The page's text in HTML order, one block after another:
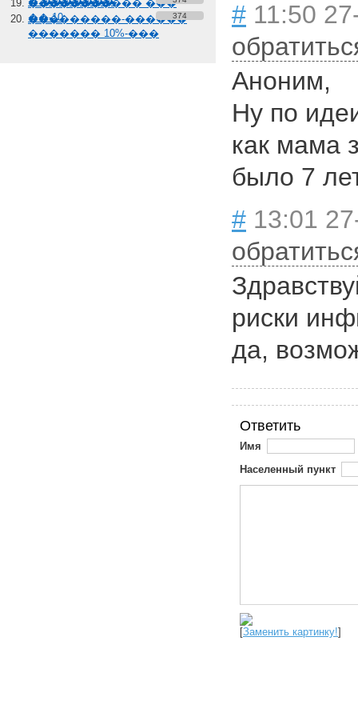
����������� ���
��-10
���������-������
������� 10%-���
374
# 11:50
Аноним,
Ну по
как мама
было 7
# 13:01
риски
да,
Ответить
Имя
Населенный пункт
[Заменить картинку!]